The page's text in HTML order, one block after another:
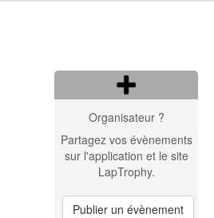
Organisateur ?
Partagez vos évènements
sur l'application et le site
LapTrophy.
Publier un évènement